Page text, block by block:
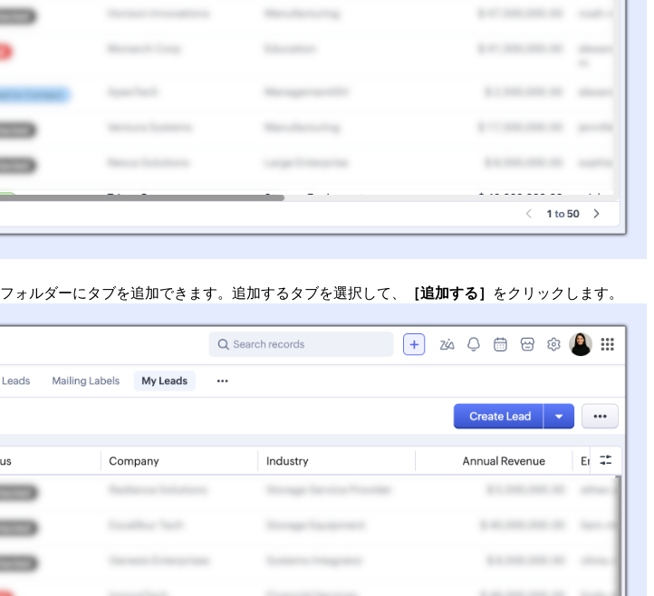
ォルダーにタブを追加できます。追加するタブを選択して、 ［追加する］ をクリックします。